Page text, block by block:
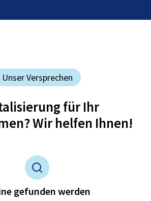
Unser Versprechen
für Ihr
Wir helfen Ihnen!
gefunden werden